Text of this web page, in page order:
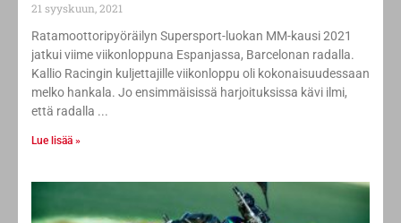
21 syyskuun, 2021
Ratamoottoripyöräilyn Supersport-luokan MM-kausi 2021
jatkui viime viikonloppuna Espanjassa, Barcelonan radalla.
Kallio Racingin kuljettajille viikonloppu oli kokonaisuudessaan
melko hankala. Jo ensimmäisissä harjoituksissa kävi ilmi,
että radalla
Lue lisää »